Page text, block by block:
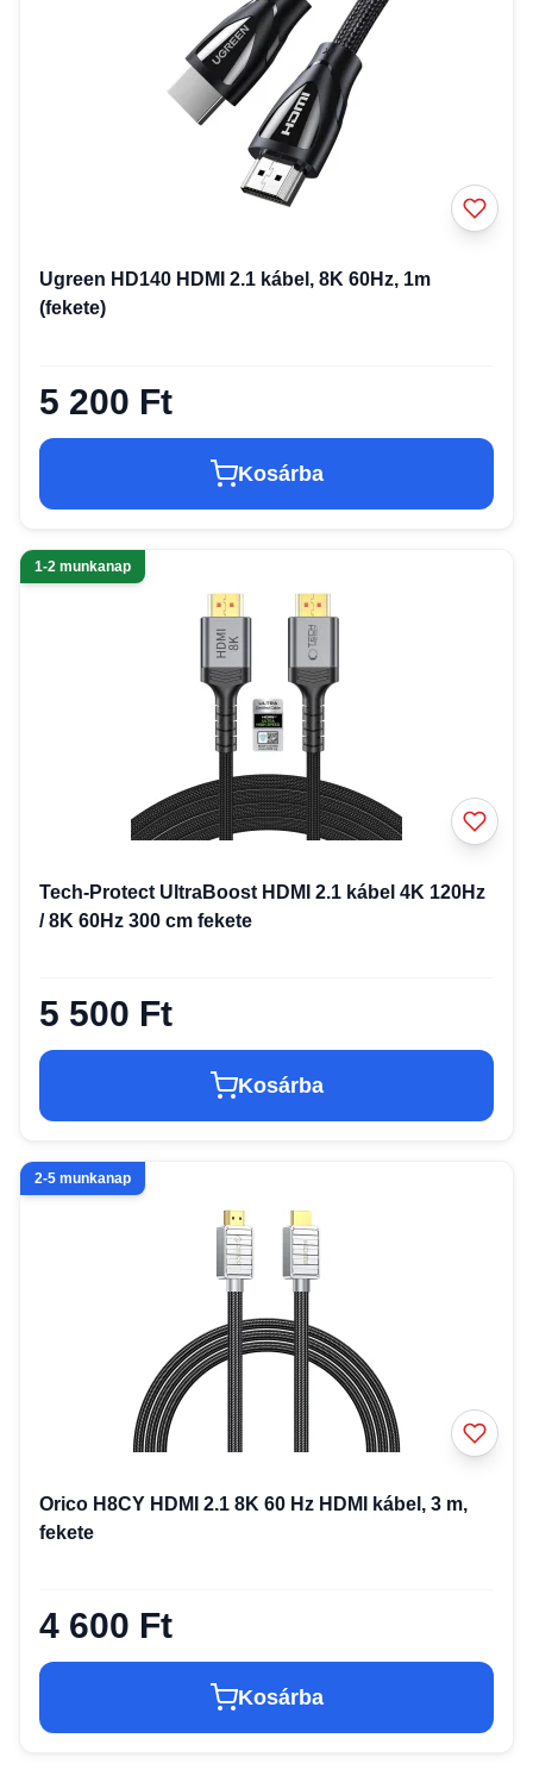
Ugreen HD140 HDMI 2.1 kábel, 8K 60Hz, 1m
(fekete)
5 200 Ft
Kosárba
1-2 munkanap
Tech-Protect UltraBoost HDMI 2.1 kábel 4K 120Hz
/ 8K 60Hz 300 cm fekete
5 500 Ft
Kosárba
2-5 munkanap
Orico H8CY HDMI 2.1 8K 60 Hz HDMI kábel, 3 m,
fekete
4 600 Ft
Kosárba